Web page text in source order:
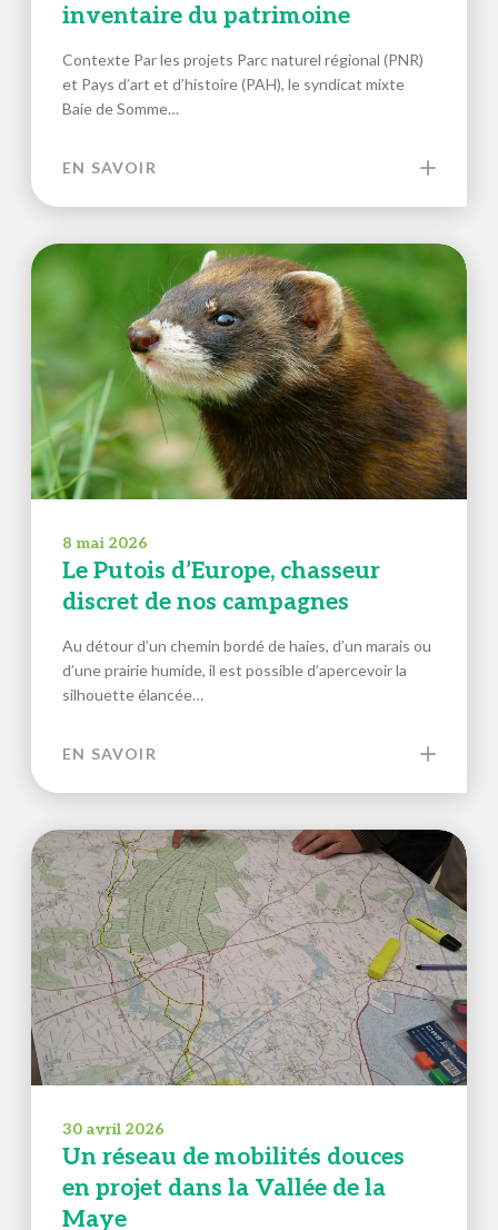
inventaire du patrimoine
Contexte Par les projets Parc naturel régional (PNR)
et Pays d’art et d’histoire (PAH), le syndicat mixte
Baie de Somme…
EN SAVOIR
8 mai 2026
Le Putois d’Europe, chasseur
discret de nos campagnes
Au détour d’un chemin bordé de haies, d’un marais ou
d’une prairie humide, il est possible d’apercevoir la
silhouette élancée…
EN SAVOIR
30 avril 2026
Un réseau de mobilités douces
en projet dans la Vallée de la
Maye